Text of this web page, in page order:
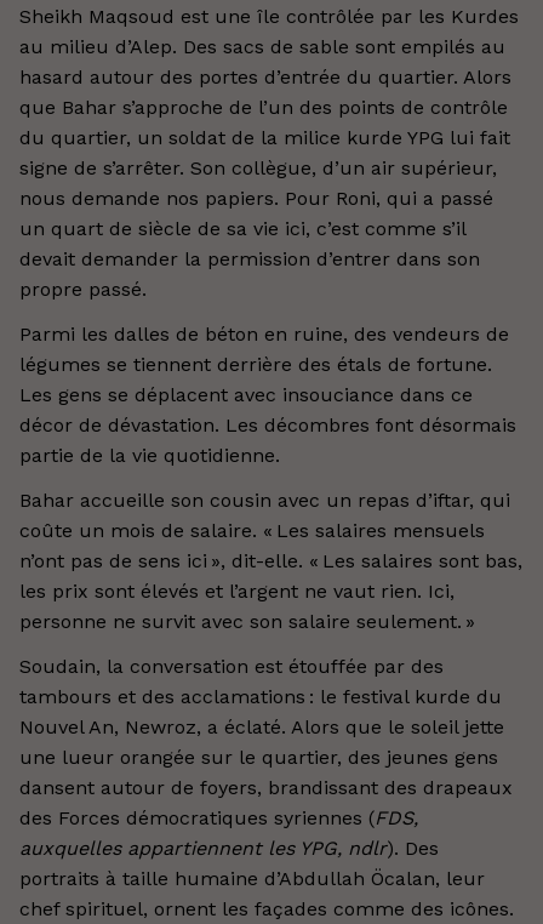
Sheikh Maqsoud est une île contrôlée par les Kurdes
au milieu d’Alep. Des sacs de sable sont empilés au
hasard autour des portes d’entrée du quartier. Alors
que Bahar s’approche de l’un des points de contrôle
du quartier, un soldat de la milice kurde YPG lui fait
signe de s’arrêter. Son collègue, d’un air supérieur,
nous demande nos papiers. Pour Roni, qui a passé
un quart de siècle de sa vie ici, c’est comme s’il
devait demander la permission d’entrer dans son
propre passé.
Parmi les dalles de béton en ruine, des vendeurs de
légumes se tiennent derrière des étals de fortune.
Les gens se déplacent avec insouciance dans ce
décor de dévastation. Les décombres font désormais
partie de la vie quotidienne.
Bahar accueille son cousin avec un repas d’iftar, qui
coûte un mois de salaire. « Les salaires mensuels
n’ont pas de sens ici », dit-elle. « Les salaires sont bas,
les prix sont élevés et l’argent ne vaut rien. Ici,
personne ne survit avec son salaire seulement. »
Soudain, la conversation est étouffée par des
tambours et des acclamations : le festival kurde du
Nouvel An, Newroz, a éclaté. Alors que le soleil jette
une lueur orangée sur le quartier, des jeunes gens
dansent autour de foyers, brandissant des drapeaux
des Forces démocratiques syriennes (FDS,
auxquelles appartiennent les YPG, ndlr). Des
portraits à taille humaine d’Abdullah Öcalan, leur
chef spirituel, ornent les façades comme des icônes.